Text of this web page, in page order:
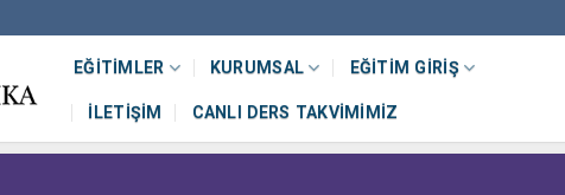
EĞITIMLER KURUMSAL EĞITIM GIRIŞ
İLETIŞIM CANLI DERS TAKVIMIMIZ